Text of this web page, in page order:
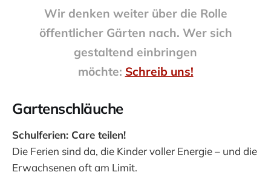
Wir denken weiter über die Rolle
öffentlicher Gärten nach. Wer sich
gestaltend einbringen
möchte: Schreib uns!
Gartenschläuche
Schulferien: Care teilen!
Die Ferien sind da, die Kinder voller Energie – und die
Erwachsenen oft am Limit.